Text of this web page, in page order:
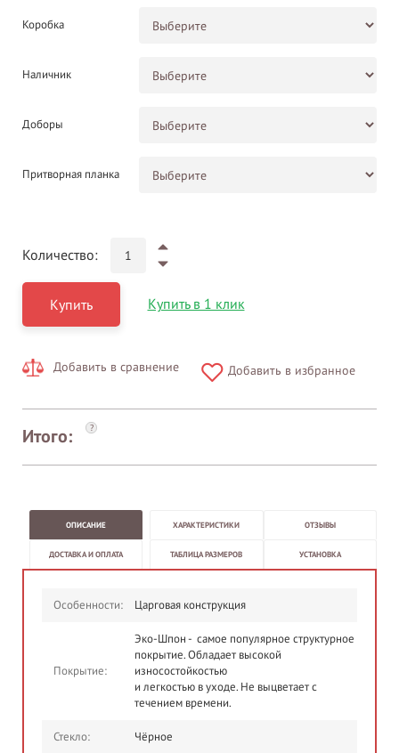
Коробка
Наличник
Доборы
Притворная планка
Количество:
Купить Купить в 1 клик
Добавить в сравнение Добавить в избранное
Итого: ?
ОПИСАНИЕ ХАРАКТЕРИСТИКИ ОТЗЫВЫ
ДОСТАВКА И ОПЛАТА ТАБЛИЦА РАЗМЕРОВ УСТАНОВКА
Особенности: Царговая конструкция
Покрытие:
Эко-Шпон - самое популярное структурное
покрытие. Обладает высокой
износостойкостью
и легкостью в уходе. Не выцветает с
течением времени.
Стекло: Чёрное